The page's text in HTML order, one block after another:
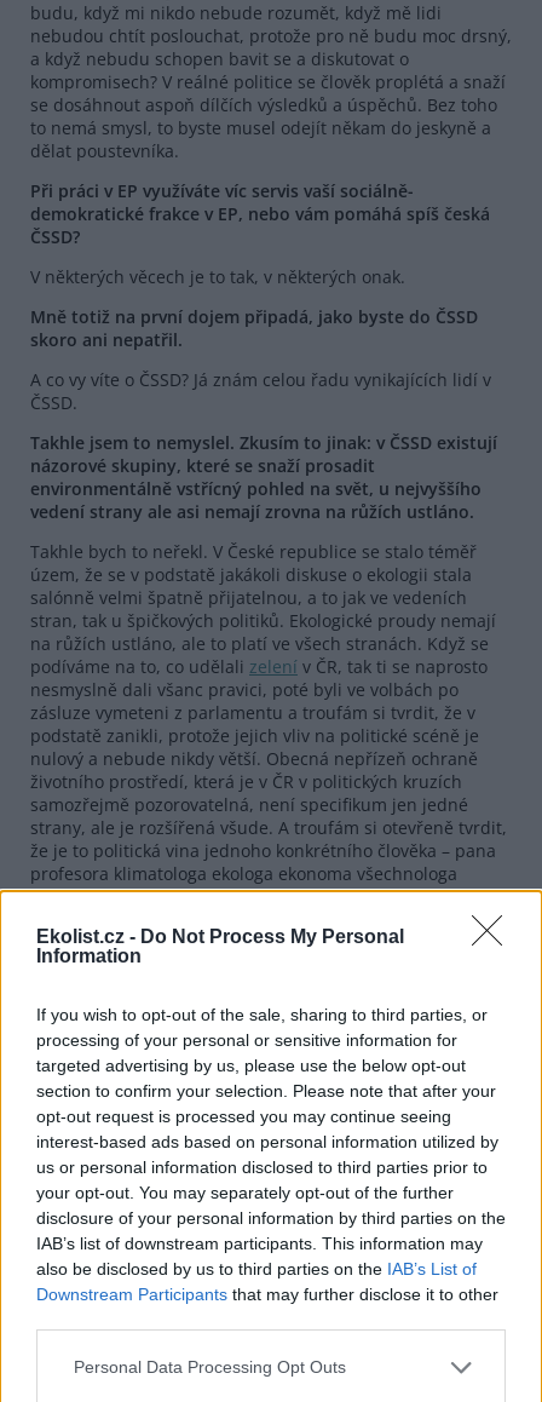
Ekolist.cz - Do Not Process My Personal
Information
If you wish to opt-out of the sale, sharing to third parties, or
processing of your personal or sensitive information for
targeted advertising by us, please use the below opt-out
section to confirm your selection. Please note that after your
opt-out request is processed you may continue seeing
interest-based ads based on personal information utilized by
us or personal information disclosed to third parties prior to
your opt-out. You may separately opt-out of the further
disclosure of your personal information by third parties on the
IAB’s list of downstream participants. This information may
also be disclosed by us to third parties on the IAB’s List of
Downstream Participants that may further disclose it to other
Personal Data Processing Opt Outs
budu, když mi nikdo nebude rozumět, když mě lidi
nebudou chtít poslouchat, protože pro ně budu moc drsný,
a když nebudu schopen bavit se a diskutovat o
kompromisech? V reálné politice se člověk proplétá a snaží
se dosáhnout aspoň dílčích výsledků a úspěchů. Bez toho
to nemá smysl, to byste musel odejít někam do jeskyně a
dělat poustevníka.
Při práci v EP využíváte víc servis vaší sociálně-
demokratické frakce v EP, nebo vám pomáhá spíš česká
ČSSD?
V některých věcech je to tak, v některých onak.
Mně totiž na první dojem připadá, jako byste do ČSSD
skoro ani nepatřil.
A co vy víte o ČSSD? Já znám celou řadu vynikajících lidí v
ČSSD.
Takhle jsem to nemyslel. Zkusím to jinak: v ČSSD existují
názorové skupiny, které se snaží prosadit
environmentálně vstřícný pohled na svět, u nejvyššího
vedení strany ale asi nemají zrovna na růžích ustláno.
Takhle bych to neřekl. V České republice se stalo téměř
územ, že se v podstatě jakákoli diskuse o ekologii stala
salónně velmi špatně přijatelnou, a to jak ve vedeních
stran, tak u špičkových politiků. Ekologické proudy nemají
na růžích ustláno, ale to platí ve všech stranách. Když se
podíváme na to, co udělali zelení v ČR, tak ti se naprosto
nesmyslně dali všanc pravici, poté byli ve volbách po
zásluze vymeteni z parlamentu a troufám si tvrdit, že v
podstatě zanikli, protože jejich vliv na politické scéně je
nulový a nebude nikdy větší. Obecná nepřízeň ochraně
životního prostředí, která je v ČR v politických kruzích
samozřejmě pozorovatelná, není specifikum jen jedné
strany, ale je rozšířená všude. A troufám si otevřeně tvrdit,
že je to politická vina jednoho konkrétního člověka – pana
profesora klimatologa ekologa ekonoma všechnologa
Klause. To se občas stává, že někdo za sebou nechá
Tím ale uznáváte, že Václav Klaus je neobyčejně silný
Ale já jsem nikdy neřekl, že není. Je to člověk, který dokázal
zemi provléct ekonomickým zvěrstvem kupónové
privatizace a poté se stát prezidentem! To znamená, že je
to nesmírně silná osobnost. Já si pana Klause v celé řadě
zejména zahraničně politických otázek nesmírně vážím, ale
takhle silná osobnost některé stopy zanechává zářivé a
pozitivní a některé jsou ošklivými šmouhami na podlaze – a
tohle je ta šmouha na podlaze.
Ještě se ale vrátím k té podpoře. Pochopitelně, že z ČSSD
čerpám názory směrem k místní politice, protože jako
europoslanec prostě musím prosazovat i určitou míru
národních zájmů. Příkladem může být třeba otázka zrušení
životní prostředí a zároveň velký přínos pro